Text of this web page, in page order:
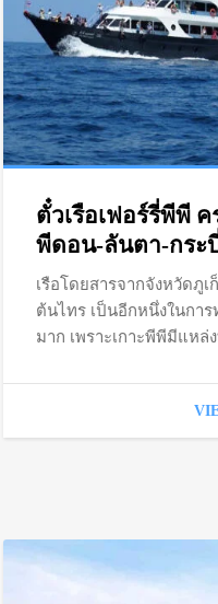
ตั๋วเรือเฟอร์รี่พีพี ค
พีดอน-ลันตา-กระ
เรือโดยสารจากจังหวัดภู
ต้นไทร เป็นอีกหนึ่งในกา
มาก เพราะเกาะพีพีมีแหล่